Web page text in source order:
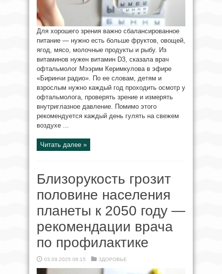
Для хорошего зрения важно сбалансированное
питание — нужно есть больше фруктов, овощей,
ягод, мясо, молочные продукты и рыбу. Из
витаминов нужен витамин D3, сказала врач
офтальмолог Мээрим Керимкулова в эфире
«Биринчи радио». По ее словам, детям и
взрослым нужно каждый год проходить осмотр у
офтальмолога, проверять зрение и измерять
внутриглазное давление. Помимо этого
рекомендуется каждый день гулять на свежем
воздухе ...
Читать далее »
Близорукость грозит
половине населения
планеты к 2050 году —
рекомендации врача
по профилактике
03.09.2025 08:15 ЗДОРОВЬЕ